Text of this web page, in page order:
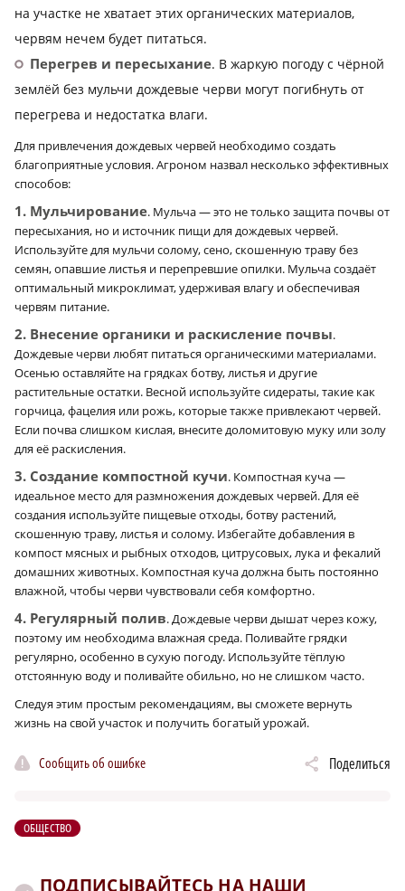
на участке не хватает этих органических материалов,
червям нечем будет питаться.
Перегрев и пересыхание. В жаркую погоду с чёрной
землёй без мульчи дождевые черви могут погибнуть от
перегрева и недостатка влаги.
Для привлечения дождевых червей необходимо создать
благоприятные условия. Агроном назвал несколько эффективных
способов:
1. Мульчирование. Мульча — это не только защита почвы от
пересыхания, но и источник пищи для дождевых червей.
Используйте для мульчи солому, сено, скошенную траву без
семян, опавшие листья и перепревшие опилки. Мульча создаёт
оптимальный микроклимат, удерживая влагу и обеспечивая
червям питание.
2. Внесение органики и раскисление почвы.
Дождевые черви любят питаться органическими материалами.
Осенью оставляйте на грядках ботву, листья и другие
растительные остатки. Весной используйте сидераты, такие как
горчица, фацелия или рожь, которые также привлекают червей.
Если почва слишком кислая, внесите доломитовую муку или золу
для её раскисления.
3. Создание компостной кучи. Компостная куча —
идеальное место для размножения дождевых червей. Для её
создания используйте пищевые отходы, ботву растений,
скошенную траву, листья и солому. Избегайте добавления в
компост мясных и рыбных отходов, цитрусовых, лука и фекалий
домашних животных. Компостная куча должна быть постоянно
влажной, чтобы черви чувствовали себя комфортно.
4. Регулярный полив. Дождевые черви дышат через кожу,
поэтому им необходима влажная среда. Поливайте грядки
регулярно, особенно в сухую погоду. Используйте тёплую
отстоянную воду и поливайте обильно, но не слишком часто.
Следуя этим простым рекомендациям, вы сможете вернуть
жизнь на свой участок и получить богатый урожай.
Сообщить об ошибке Поделиться
ОБЩЕСТВО
ПОДПИСЫВАЙТЕСЬ НА НАШИ